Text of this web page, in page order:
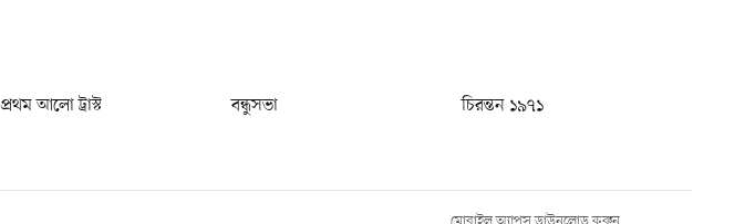
প্রথম আলো ট্রাস্ট বন্ধুসভা
চিরন্তন ১৯৭১